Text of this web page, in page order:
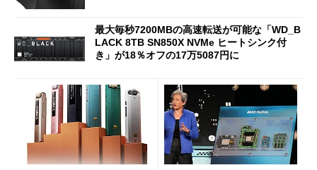
最大毎秒7200MBの高速転送が可能な「WD_B
LACK 8TB SN850X NVMe ヒートシンク付
き」が18％オフの17万5087円に